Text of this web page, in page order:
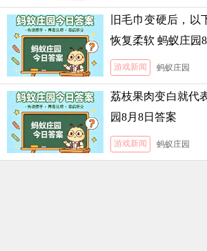
旧毛巾变硬后，
恢复柔软 蚂蚁庄园
游戏新闻 蚂蚁庄园
荔枝果肉变白就代
园8月8日答案
游戏新闻 蚂蚁庄园